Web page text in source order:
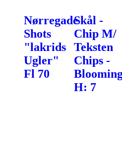
Nørregade
Shots
"lakrids
Ugler"
Fl 70
Skål -
Chip M/
Teksten
Chips -
H: 7